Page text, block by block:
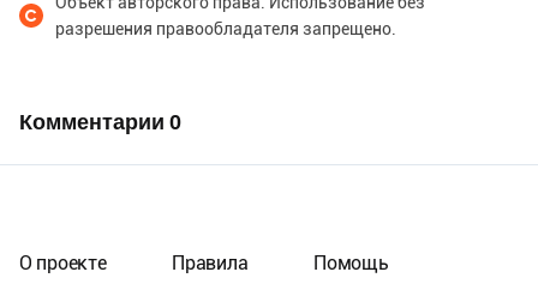
разрешения правообладателя запрещено.
Комментарии 0
О проекте Правила Помощь